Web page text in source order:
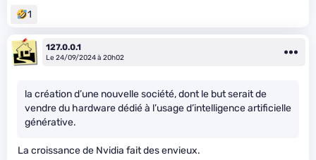
1
127.0.0.1
Le 24/09/2024 à 20h02
la création d’une nouvelle société, dont le but serait de
vendre du hardware dédié à l’usage d’intelligence artificielle
générative.
La croissance de Nvidia fait des envieux.